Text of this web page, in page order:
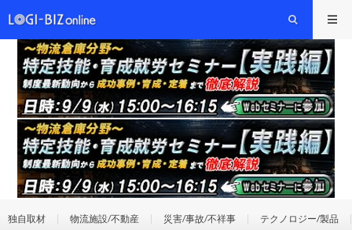
独自取材 物流施設/不動産 災害/事故/不祥事 テクノロジー/製品